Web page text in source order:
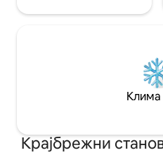
Клима
Крајбрежни